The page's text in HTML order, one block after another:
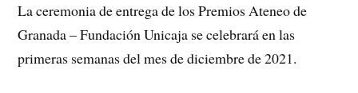
La ceremonia de entrega de los Premios Ateneo de
Granada – Fundación Unicaja se celebrará en las
primeras semanas del mes de diciembre de 2021.